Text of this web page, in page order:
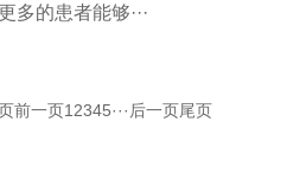
多的患者能够···
前一页1 2345··· 后一页尾页